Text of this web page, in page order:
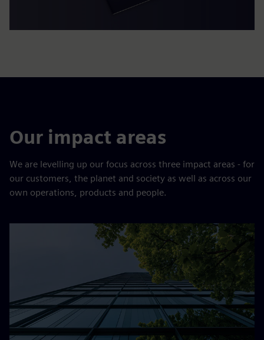
Our impact areas
We are levelling up our focus across three impact areas - for
our customers, the planet and society as well as across our
own operations, products and people.